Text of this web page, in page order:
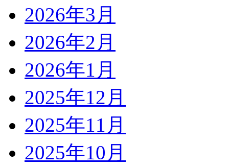
2026年3月
2026年2月
2026年1月
2025年12月
2025年11月
2025年10月